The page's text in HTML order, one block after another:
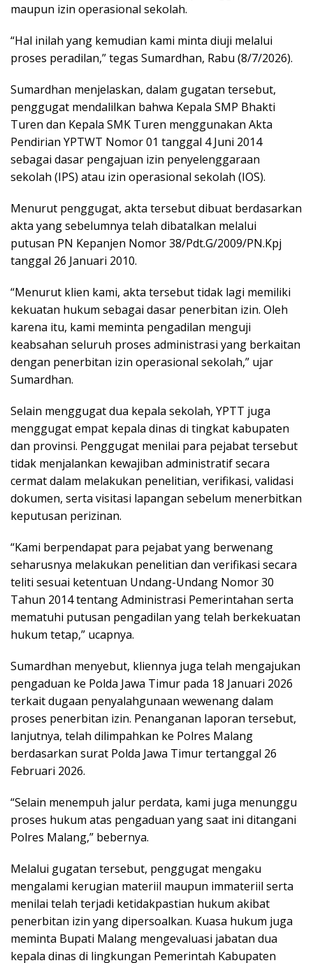
maupun izin operasional sekolah.
“Hal inilah yang kemudian kami minta diuji melalui
proses peradilan,” tegas Sumardhan, Rabu (8/7/2026).
Sumardhan menjelaskan, dalam gugatan tersebut,
penggugat mendalilkan bahwa Kepala SMP Bhakti
Turen dan Kepala SMK Turen menggunakan Akta
Pendirian YPTWT Nomor 01 tanggal 4 Juni 2014
sebagai dasar pengajuan izin penyelenggaraan
sekolah (IPS) atau izin operasional sekolah (IOS).
Menurut penggugat, akta tersebut dibuat berdasarkan
akta yang sebelumnya telah dibatalkan melalui
putusan PN Kepanjen Nomor 38/Pdt.G/2009/PN.Kpj
tanggal 26 Januari 2010.
“Menurut klien kami, akta tersebut tidak lagi memiliki
kekuatan hukum sebagai dasar penerbitan izin. Oleh
karena itu, kami meminta pengadilan menguji
keabsahan seluruh proses administrasi yang berkaitan
dengan penerbitan izin operasional sekolah,” ujar
Sumardhan.
Selain menggugat dua kepala sekolah, YPTT juga
menggugat empat kepala dinas di tingkat kabupaten
dan provinsi. Penggugat menilai para pejabat tersebut
tidak menjalankan kewajiban administratif secara
cermat dalam melakukan penelitian, verifikasi, validasi
dokumen, serta visitasi lapangan sebelum menerbitkan
keputusan perizinan.
“Kami berpendapat para pejabat yang berwenang
seharusnya melakukan penelitian dan verifikasi secara
teliti sesuai ketentuan Undang-Undang Nomor 30
Tahun 2014 tentang Administrasi Pemerintahan serta
mematuhi putusan pengadilan yang telah berkekuatan
hukum tetap,” ucapnya.
Sumardhan menyebut, kliennya juga telah mengajukan
pengaduan ke Polda Jawa Timur pada 18 Januari 2026
terkait dugaan penyalahgunaan wewenang dalam
proses penerbitan izin. Penanganan laporan tersebut,
lanjutnya, telah dilimpahkan ke Polres Malang
berdasarkan surat Polda Jawa Timur tertanggal 26
Februari 2026.
“Selain menempuh jalur perdata, kami juga menunggu
proses hukum atas pengaduan yang saat ini ditangani
Polres Malang,” bebernya.
Melalui gugatan tersebut, penggugat mengaku
mengalami kerugian materiil maupun immateriil serta
menilai telah terjadi ketidakpastian hukum akibat
penerbitan izin yang dipersoalkan. Kuasa hukum juga
meminta Bupati Malang mengevaluasi jabatan dua
kepala dinas di lingkungan Pemerintah Kabupaten